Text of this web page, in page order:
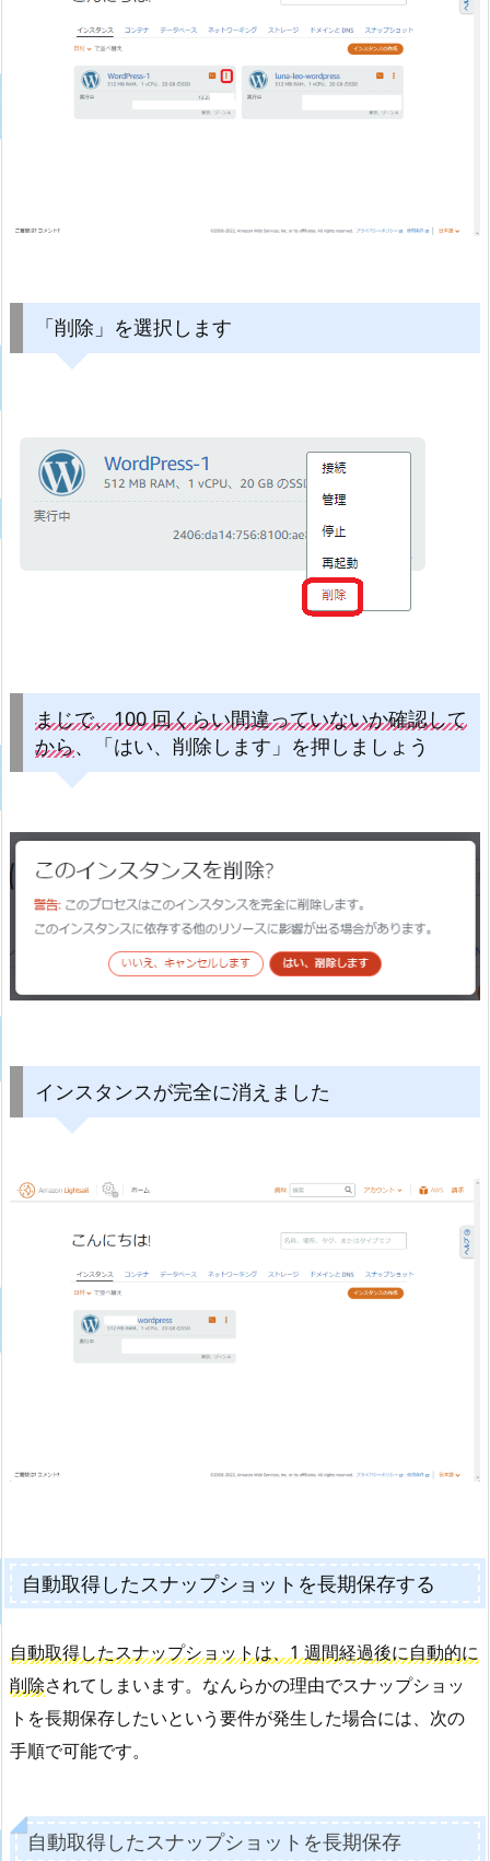
「削除」を選択します
まじで、100 回くらい間違っていないか確認して
から、「はい、削除します」を押しましょう
インスタンスが完全に消えました
自動取得したスナップショットを長期保存する
自動取得したスナップショットは、1 週間経過後に自動的に
削除されてしまいます。なんらかの理由でスナップショッ
トを長期保存したいという要件が発生した場合には、次の
手順で可能です。
自動取得したスナップショットを長期保存